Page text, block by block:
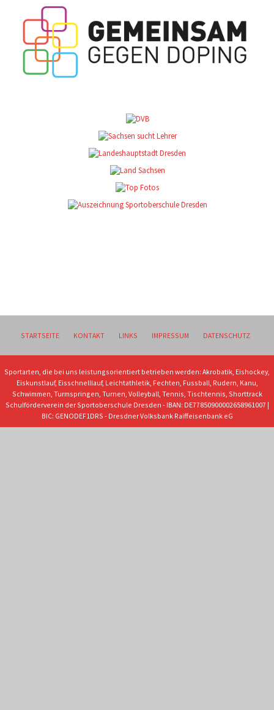
STARTSEITE KONTAKT LINKS IMPRESSUM DATENSCHUTZ
Sportarten, die bei uns leistungsorientiert betrieben werden: Akrobatik, Eishockey,
Eiskunstlauf, Eisschnelllauf, Leichtathletik, Fechten, Fussball, Rudern, Kanu,
Schwimmen, Turmspringen, Turnen, Volleyball, Tennis, Tischtennis, Shorttrack
Schulförderverein der Sportoberschule Dresden - IBAN: DE77850900002658961007 |
BIC: GENODEF1DRS - Dresdner Volksbank Raiffeisenbank eG